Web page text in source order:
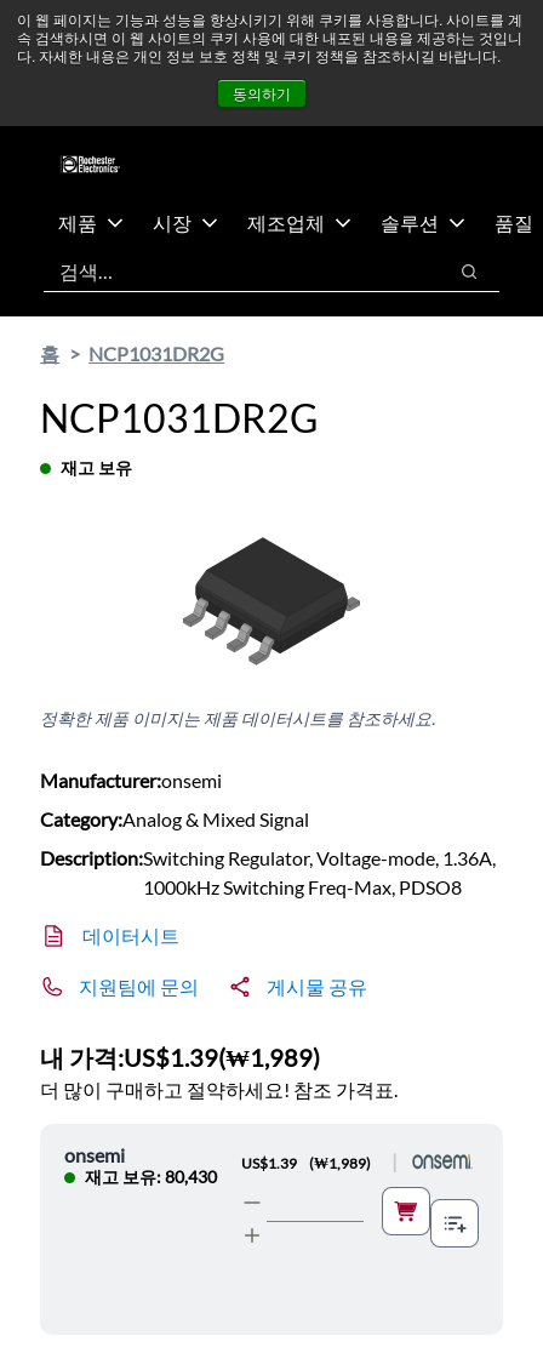
이 웹 페이지는 기능과 성능을 향상시키기 위해 쿠키를 사용합니다. 사이트를 계
속 검색하시면 이 웹 사이트의 쿠키 사용에 대한 내포된 내용을 제공하는 것입니
다. 자세한 내용은 개인 정보 보호 정책 및 쿠키 정책을 참조하시길 바랍니다.
동의하기
츠
건
중동 지역 상황을 지속적으로 주시하고 있으며, 모든 서비스는
정상적으로 운영되고 있습니다. 더 읽어보기 →
뉴스
문의하기
제품 시장 제조업체 솔루션
품질
검색
검색
홈 NCP1031DR2G
NCP1031DR2G
재고 보유
정확한 제품 이미지는 제품 데이터시트를 참조하세요.
Manufacturer:onsemi
Category:Analog & Mixed Signal
Description:Switching Regulator, Voltage-mode, 1.36A,
1000kHz Switching Freq-Max, PDSO8
데이터시트
지원팀에 문의 게시물 공유
내 가격:US$1.39(₩1,989)
더 많이 구매하고 절약하세요! 참조 가격표.
onsemi
재고 보유: 80,430
US$1.39 (₩1,989)